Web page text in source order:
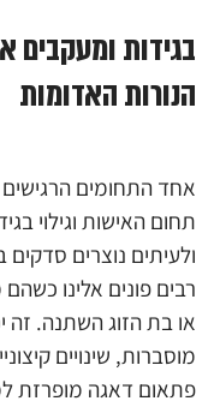
בגידות ומעקבים
הנורות האדומות
אחד התחומים הרגישים
תחום האישות וגילוי
ולעיתים נוצרים
רבים פונים אלינו
או בת הזוג השתנה. זה
מוסברות, שינויים
פתאום דאגה מופרזת